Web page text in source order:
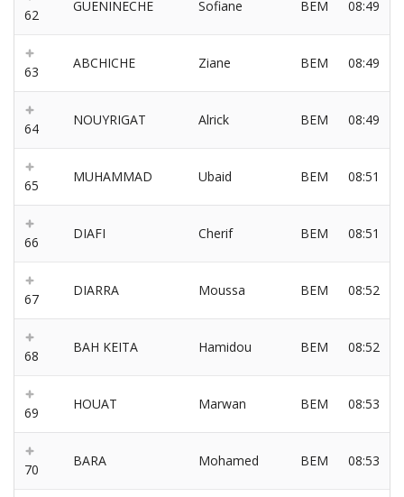
62
GUENINECHE Sofiane BEM 08:49
63
ABCHICHE Ziane BEM 08:49
64
NOUYRIGAT Alrick BEM 08:49
65
MUHAMMAD Ubaid BEM 08:51
66
DIAFI Cherif BEM 08:51
67
DIARRA Moussa BEM 08:52
68
BAH KEITA Hamidou BEM 08:52
69
HOUAT Marwan BEM 08:53
70
BARA Mohamed BEM 08:53